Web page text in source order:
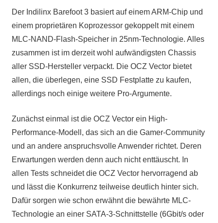
Der Indilinx Barefoot 3 basiert auf einem ARM-Chip und
einem proprietären Koprozessor gekoppelt mit einem
MLC-NAND-Flash-Speicher in 25nm-Technologie. Alles
zusammen ist im derzeit wohl aufwändigsten Chassis
aller SSD-Hersteller verpackt. Die OCZ Vector bietet
allen, die überlegen, eine SSD Festplatte zu kaufen,
allerdings noch einige weitere Pro-Argumente.
Zunächst einmal ist die OCZ Vector ein High-
Performance-Modell, das sich an die Gamer-Community
und an andere anspruchsvolle Anwender richtet. Deren
Erwartungen werden denn auch nicht enttäuscht. In
allen Tests schneidet die OCZ Vector hervorragend ab
und lässt die Konkurrenz teilweise deutlich hinter sich.
Dafür sorgen wie schon erwähnt die bewährte MLC-
Technologie an einer SATA-3-Schnittstelle (6Gbit/s oder